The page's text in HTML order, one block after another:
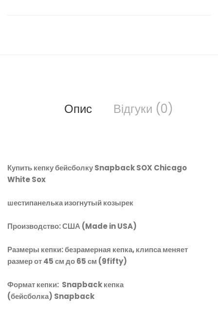
Опис Відгуки (0)
Купить кепку бейсболку Snapback SOX Chicago
White Sox
шестипанелька изогнутый козырек
Производство: США (Made in USA)
Размеры кепки: безрамерная кепка, клипса меняет
размер от 45 см до 65 см (9fifty)
Формат кепки: Snapback кепка
(бейсболка) Snapback